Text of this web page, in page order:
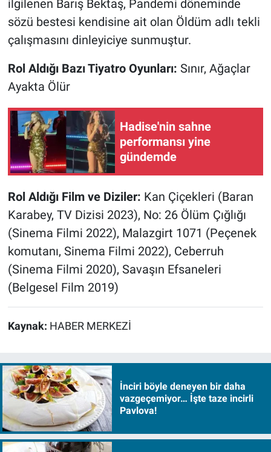
ilgilenen Barış Bektaş, Pandemi döneminde
sözü bestesi kendisine ait olan Öldüm adlı tekli
çalışmasını dinleyiciye sunmuştur.
Rol Aldığı Bazı Tiyatro Oyunları: Sınır, Ağaçlar
Ayakta Ölür
Hadise'nin sahne
performansı yine
gündemde
Rol Aldığı Film ve Diziler: Kan Çiçekleri (Baran
Karabey, TV Dizisi 2023), No: 26 Ölüm Çığlığı
(Sinema Filmi 2022), Malazgirt 1071 (Peçenek
komutanı, Sinema Filmi 2022), Ceberruh
(Sinema Filmi 2020), Savaşın Efsaneleri
(Belgesel Film 2019)
Kaynak: HABER MERKEZİ
İnciri böyle deneyen bir daha
vazgeçemiyor… İşte taze incirli
Pavlova!